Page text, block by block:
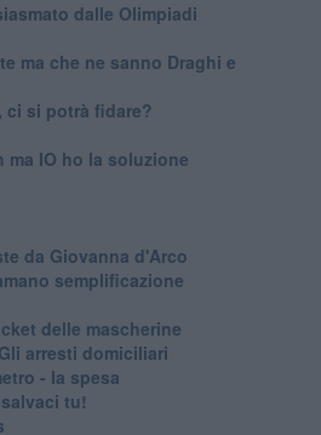
dalle Olimpiadi
ma che ne sanno Draghi e
si potrà fidare?
IO ho la soluzione
da Giovanna d'Arco
semplificazione
delle mascherine
arresti domiciliari
- la spesa
tu!